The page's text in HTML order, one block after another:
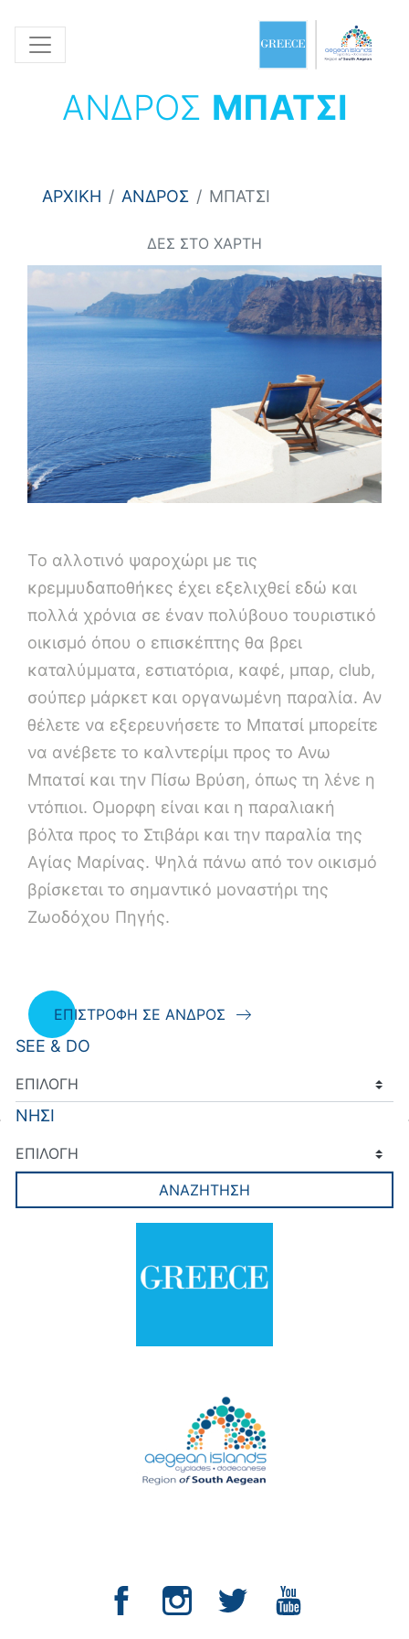
ΑΝΔΡΟΣ ΜΠΑΤΣΙ
ΑΡΧΙΚΗ ΑΝΔΡΟΣ ΜΠΑΤΣΙ
ΔΕΣ ΣΤΟ ΧΑΡΤΗ
Το αλλοτινό ψαροχώρι με τις
κρεμμυδαποθήκες έχει εξελιχθεί εδώ και
πολλά χρόνια σε έναν πολύβουο τουριστικό
οικισμό όπου ο επισκέπτης θα βρει
καταλύμματα, εστιατόρια, καφέ, μπαρ, club,
σούπερ μάρκετ και οργανωμένη παραλία. Αν
θέλετε να εξερευνήσετε το Μπατσί μπορείτε
να ανέβετε το καλντερίμι προς το Ανω
Μπατσί και την Πίσω Βρύση, όπως τη λένε η
ντόπιοι. Ομορφη είναι και η παραλιακή
βόλτα προς το Στιβάρι και την παραλία της
Αγίας Μαρίνας. Ψηλά πάνω από τον οικισμό
βρίσκεται το σημαντικό μοναστήρι της
Ζωοδόχου Πηγής.
ΕΠΙΣΤΡΟΦΗ ΣΕ ΑΝΔΡΟΣ
SEE & DO
ΝΗΣΙ